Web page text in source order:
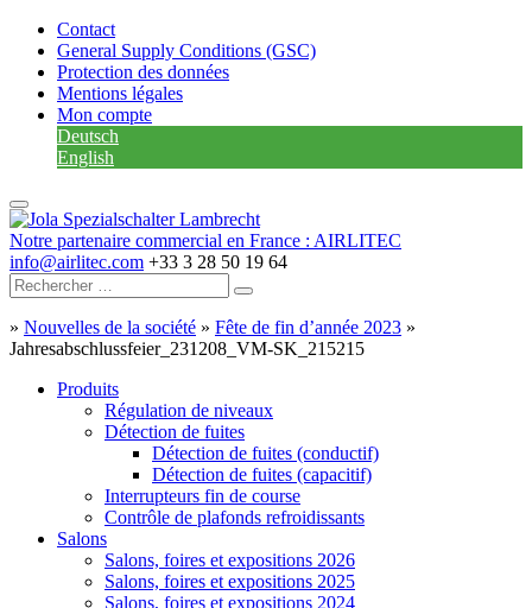
Contact
General Supply Conditions (GSC)
Protection des données
Mentions légales
Mon compte
Deutsch
English
Notre partenaire commercial en France : AIRLITEC
info@airlitec.com +33 3 28 50 19 64
» Nouvelles de la société » Fête de fin d’année 2023 »
Jahresabschlussfeier_231208_VM-SK_215215
Produits
Régulation de niveaux
Détection de fuites
Détection de fuites (conductif)
Détection de fuites (capacitif)
Interrupteurs fin de course
Contrôle de plafonds refroidissants
Salons
Salons, foires et expositions 2026
Salons, foires et expositions 2025
Salons, foires et expositions 2024